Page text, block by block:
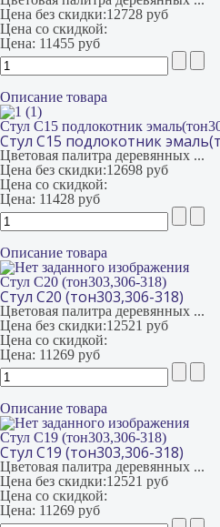
Цена без скидки:12728 руб
Цена со скидкой:
Цена: 11455 руб
Описание товара
Стул С15 подлокотник
Стул С15 подлокотник
Цветовая палитра деревянных ...
Цена без скидки:12698 руб
Цена со скидкой:
Цена: 11428 руб
Описание товара
Стул С20 (тон303,306-318)
Стул С20 (тон303,306-318)
Цветовая палитра деревянных ...
Цена без скидки:12521 руб
Цена со скидкой:
Цена: 11269 руб
Описание товара
Стул С19 (тон303,306-318)
Стул С19 (тон303,306-318)
Цветовая палитра деревянных ...
Цена без скидки:12521 руб
Цена со скидкой:
Цена: 11269 руб